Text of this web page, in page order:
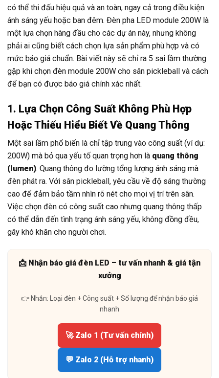
có thể thi đấu hiệu quả và an toàn, ngay cả trong điều kiện
ánh sáng yếu hoặc ban đêm. Đèn pha LED module 200W là
một lựa chọn hàng đầu cho các dự án này, nhưng không
phải ai cũng biết cách chọn lựa sản phẩm phù hợp và có
mức báo giá chuẩn. Bài viết này sẽ chỉ ra 5 sai lầm thường
gặp khi chọn đèn module 200W cho sân pickleball và cách
để bạn có được báo giá chính xác nhất.
1. Lựa Chọn Công Suất Không Phù Hợp
Hoặc Thiếu Hiểu Biết Về Quang Thông
Một sai lầm phổ biến là chỉ tập trung vào công suất (ví dụ:
200W) mà bỏ qua yếu tố quan trọng hơn là quang thông
(lumen). Quang thông đo lường tổng lượng ánh sáng mà
đèn phát ra. Với sân pickleball, yêu cầu về độ sáng thường
cao để đảm bảo tầm nhìn rõ nét cho mọi vị trí trên sân.
Việc chọn đèn có công suất cao nhưng quang thông thấp
có thể dẫn đến tình trạng ánh sáng yếu, không đồng đều,
gây khó khăn cho người chơi.
📩 Nhận báo giá đèn LED – tư vấn nhanh & giá tận
xưởng
👉 Nhắn: Loại đèn + Công suất + Số lượng để nhận báo giá
nhanh
🚀 Zalo 1 (Tư vấn chính)
💬 Zalo 2 (Hỗ trợ nhanh)